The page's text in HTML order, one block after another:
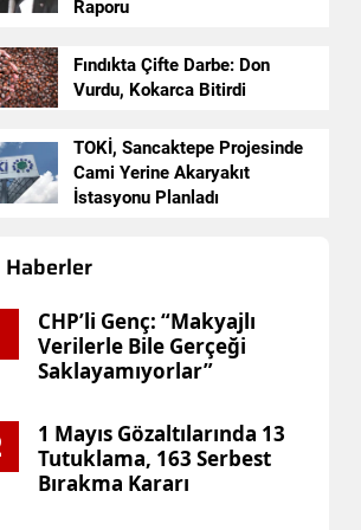
Berat Kandili
Ankara,
ve İbadet
Raporu
Fındıkta Çifte Darbe: Don
Vurdu, Kokarca Bitirdi
TOKİ, Sancaktepe Projesinde
Cami Yerine Akaryakıt
İstasyonu Planladı
Haberler
CHP’li Genç: “Makyajlı
Verilerle Bile Gerçeği
Saklayamıyorlar”
1 Mayıs Gözaltılarında 13
Tutuklama, 163 Serbest
Bırakma Kararı